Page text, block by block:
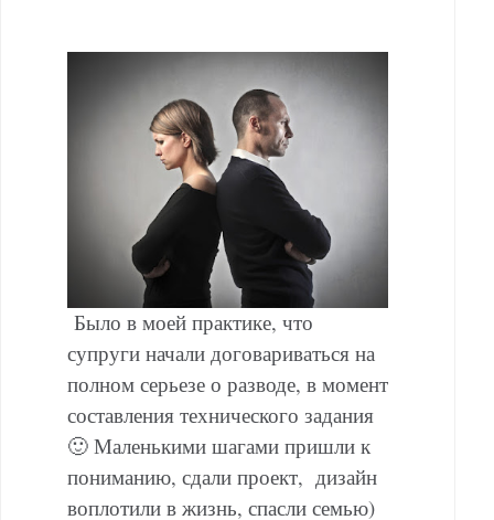
Было в моей практике, что
супруги начали договариваться на
полном серьезе о разводе, в момент
составления технического задания
🙂 Маленькими шагами пришли к
пониманию, сдали проект, дизайн
воплотили в жизнь, спасли семью)